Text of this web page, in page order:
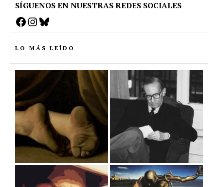
SÍGUENOS EN NUESTRAS REDES SOCIALES
Facebook
Instagram
Bluesky
LO MÁS LEÍDO